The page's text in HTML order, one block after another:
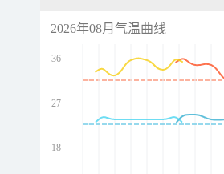
2026年08月气温曲线
36
27
18